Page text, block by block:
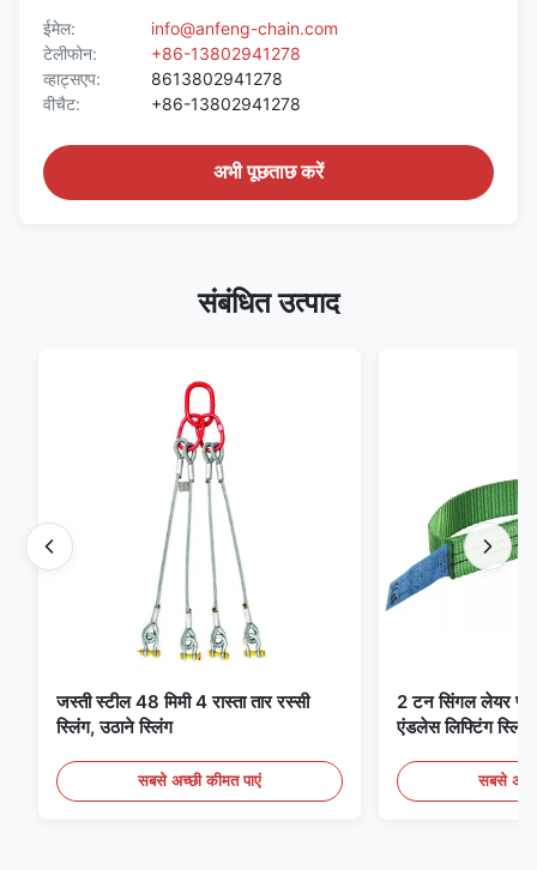
ईमेल:
info@anfeng-chain.com
टेलीफोन:
+86-13802941278
व्हाट्सएप:
8613802941278
वीचैट:
+86-13802941278
अभी पूछताछ करें
संबंधित उत्पाद
जस्ती स्टील 48 मिमी 4 रास्ता तार रस्सी
स्लिंग, उठाने स्लिंग
सबसे अच्छी कीमत पाएं
2 टन सिंगल लेयर
एंडलेस लिफ्टिंग स्लिंग्स
सबसे